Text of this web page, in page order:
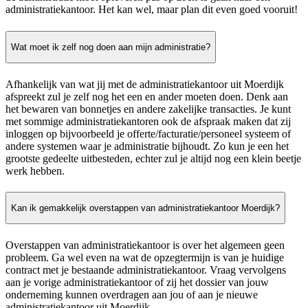
administratiekantoor. Het kan wel, maar plan dit even goed vooruit!
Wat moet ik zelf nog doen aan mijn administratie?
Afhankelijk van wat jij met de administratiekantoor uit Moerdijk
afspreekt zul je zelf nog het een en ander moeten doen. Denk aan
het bewaren van bonnetjes en andere zakelijke transacties. Je kunt
met sommige administratiekantoren ook de afspraak maken dat zij
inloggen op bijvoorbeeld je offerte/facturatie/personeel systeem of
andere systemen waar je administratie bijhoudt. Zo kun je een het
grootste gedeelte uitbesteden, echter zul je altijd nog een klein beetje
werk hebben.
Kan ik gemakkelijk overstappen van administratiekantoor Moerdijk?
Overstappen van administratiekantoor is over het algemeen geen
probleem. Ga wel even na wat de opzegtermijn is van je huidige
contract met je bestaande administratiekantoor. Vraag vervolgens
aan je vorige administratiekantoor of zij het dossier van jouw
onderneming kunnen overdragen aan jou of aan je nieuwe